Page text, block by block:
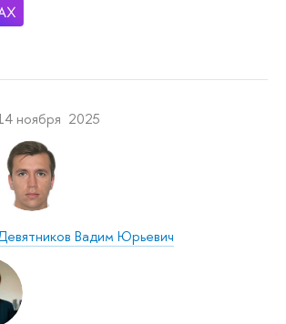
ноября 2025
Вадим Юрьевич